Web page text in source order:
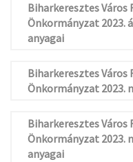
Biharkeresztes
Önkormányzat 2023.
anyagai
Biharkeresztes
Önkormányzat 2023.
Biharkeresztes
Önkormányzat 2023.
anyagai